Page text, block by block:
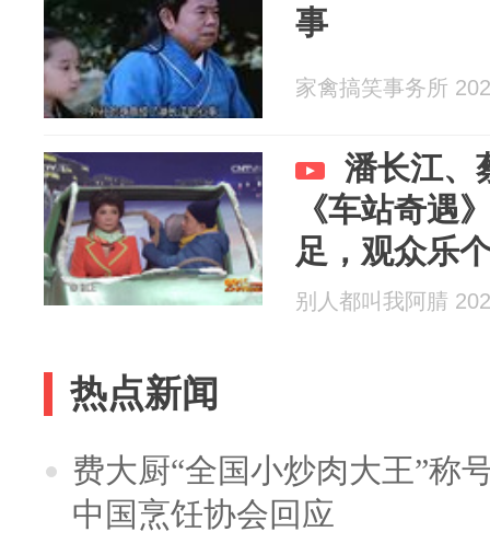
事
家禽搞笑事务所
潘长江、
《车站奇遇
足，观众乐
别人都叫我阿腈
热点新闻
费大厨“全国小炒肉大王”称
中国烹饪协会回应